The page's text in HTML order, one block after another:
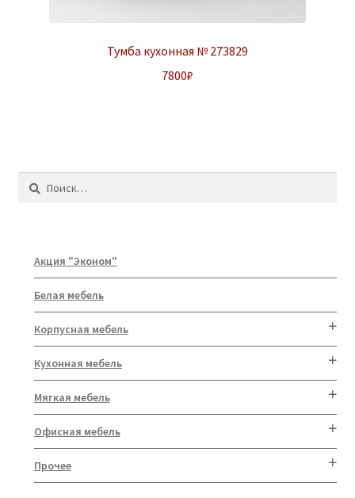
Тумба кухонная № 273829
7800₽
Найти:
Акция "Эконом"
Белая мебель
Корпусная мебель
Кухонная мебель
Мягкая мебель
Офисная мебель
Прочее